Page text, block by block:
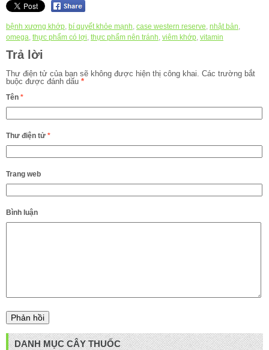
bệnh xương khớp, bí quyết khỏe mạnh, case western reserve, nhật bản,
omega, thực phẩm có lợi, thực phẩm nên tránh, viêm khớp, vitamin
Trả lời
Thư điện tử của bạn sẽ không được hiện thị công khai. Các trường bắt
buộc được đánh dấu *
Tên *
Thư điện tử *
Trang web
Bình luận
DANH MỤC CÂY THUỐC